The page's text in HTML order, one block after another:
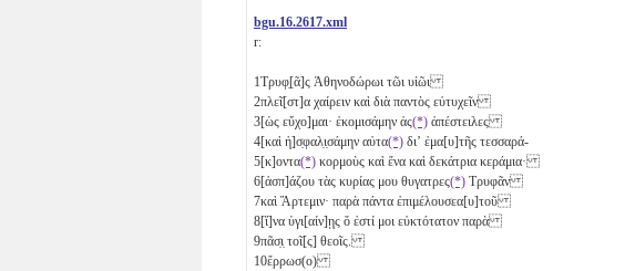
bgu.16.2617.xml
r:
1Τρυφ̣[ᾶ]ς Ἀθηνοδώρωι τῶι υἱῶι
2πλεῖ[στ]α χαίρειν καὶ διὰ παντὸς εὐτυχεῖν
3[ὡς εὔχο]μαι· ἐκομισάμην ἁς(*) ἀπέστειλες
4[καὶ ἠ]σ̣φαλ̣ι̣σάμην αὐτα(*) διʼ ἐμα[υ]τῆς τεσσαρά-
5[κ]οντα(*) κορμοὺς καὶ ἕνα καὶ δεκάτρια κεράμια·
6[ἀσπ]άζου τὰς κυρίας μου θυγατρες(*) Τρυφᾶν
7καὶ Ἄρτεμιν· παρὰ πάντα ἐπιμέλουσεα[υ]τοῦ
8[ἵ]να ὑγι[αίν]ῃς ὅ ἐστί μοι εὐκτότατον παρὰ
9πᾶσ̣ι̣ τοῖ[ς] θεοῖς.
10ἔρρωσ(ο)